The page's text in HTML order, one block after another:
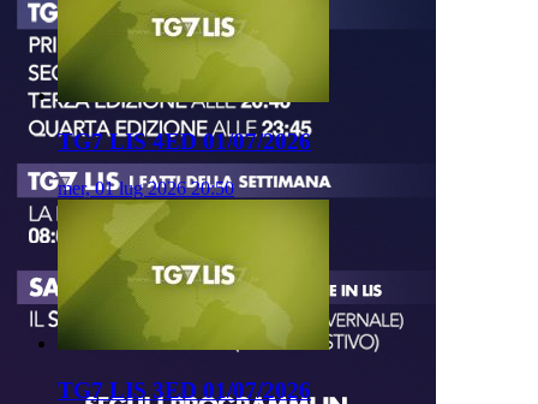
TG7 LIS 4ED 01/07/2026
mer, 01 lug 2026 20:50
TG7 LIS 3ED 01/07/2026